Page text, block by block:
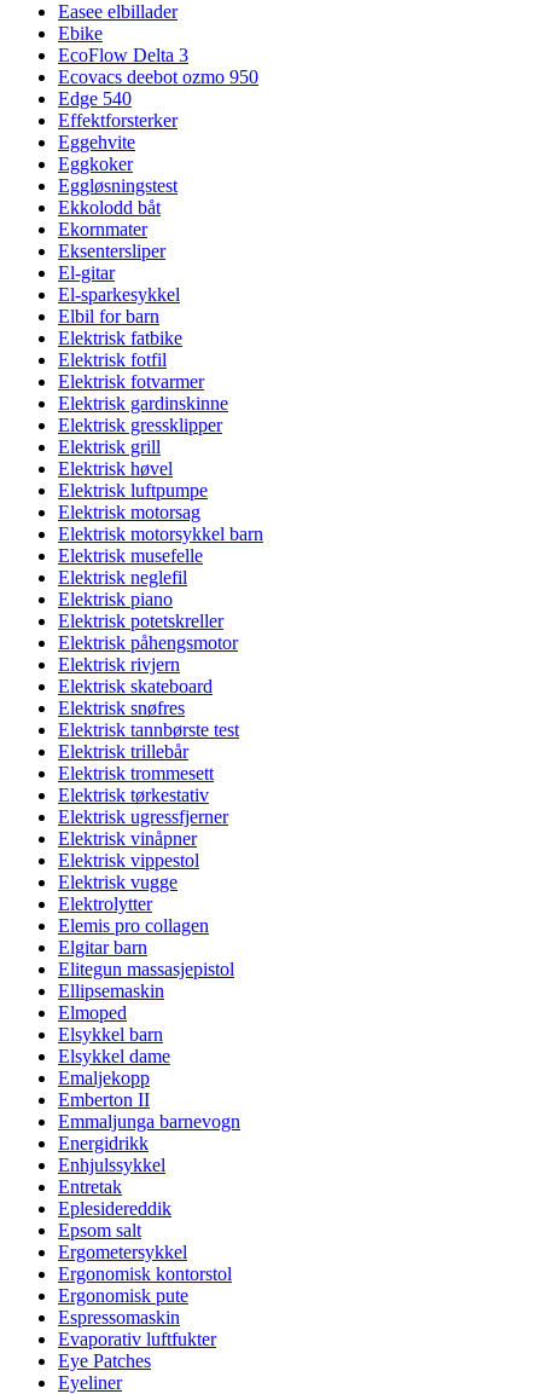
Easee elbillader
Ebike
EcoFlow Delta 3
Ecovacs deebot ozmo 950
Edge 540
Effektforsterker
Eggehvite
Eggkoker
Eggløsningstest
Ekkolodd båt
Ekornmater
Eksentersliper
El-gitar
El-sparkesykkel
Elbil for barn
Elektrisk fatbike
Elektrisk fotfil
Elektrisk fotvarmer
Elektrisk gardinskinne
Elektrisk gressklipper
Elektrisk grill
Elektrisk høvel
Elektrisk luftpumpe
Elektrisk motorsag
Elektrisk motorsykkel barn
Elektrisk musefelle
Elektrisk neglefil
Elektrisk piano
Elektrisk potetskreller
Elektrisk påhengsmotor
Elektrisk rivjern
Elektrisk skateboard
Elektrisk snøfres
Elektrisk tannbørste test
Elektrisk trillebår
Elektrisk trommesett
Elektrisk tørkestativ
Elektrisk ugressfjerner
Elektrisk vinåpner
Elektrisk vippestol
Elektrisk vugge
Elektrolytter
Elemis pro collagen
Elgitar barn
Elitegun massasjepistol
Ellipsemaskin
Elmoped
Elsykkel barn
Elsykkel dame
Emaljekopp
Emberton II
Emmaljunga barnevogn
Energidrikk
Enhjulssykkel
Entretak
Eplesidereddik
Epsom salt
Ergometersykkel
Ergonomisk kontorstol
Ergonomisk pute
Espressomaskin
Evaporativ luftfukter
Eye Patches
Eyeliner